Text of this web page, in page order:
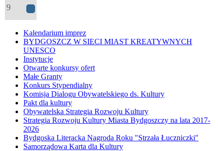
9 10
Kalendarium imprez
BYDGOSZCZ W SIECI MIAST KREATYWNYCH
UNESCO
Instytucje
Otwarte konkursy ofert
Małe Granty
Konkurs Stypendialny
Komisja Dialogu Obywatelskiego ds. Kultury
Pakt dla kultury
Obywatelska Strategia Rozwoju Kultury
Strategia Rozwoju Kultury Miasta Bydgoszczy na lata 2017-
2026
Bydgoska Literacka Nagroda Roku "Strzała Łuczniczki"
Samorządowa Karta dla Kultury